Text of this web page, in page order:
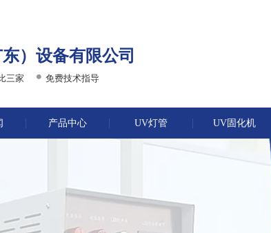
）设备有限公司
三家 免费技术指导
产品中心 UV灯管 UV固化机